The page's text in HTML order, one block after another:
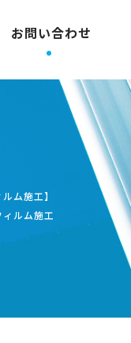
お問い合わせ
ム施工】
ルム施工